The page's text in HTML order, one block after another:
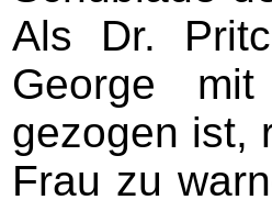
Als Dr.
George
gezogen ist,
Frau zu